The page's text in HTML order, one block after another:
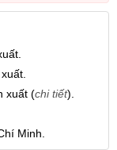
xuất (chi tiết).
Minh.